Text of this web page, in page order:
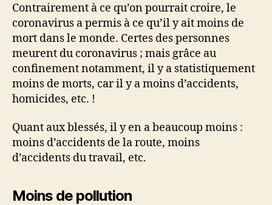
Contrairement à ce qu’on pourrait croire, le
coronavirus a permis à ce qu’il y ait moins de
mort dans le monde. Certes des personnes
meurent du coronavirus ; mais grâce au
confinement notamment, il y a statistiquement
moins de morts, car il y a moins d’accidents,
homicides, etc. !
Quant aux blessés, il y en a beaucoup moins :
moins d’accidents de la route, moins
d’accidents du travail, etc.
Moins de pollution